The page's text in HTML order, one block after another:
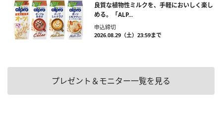
良質な植物性ミルクを、手軽においしく楽し
める。「ALP...
申込締切
2026.08.29（土）23:59まで
プレゼント＆モニター一覧を見る